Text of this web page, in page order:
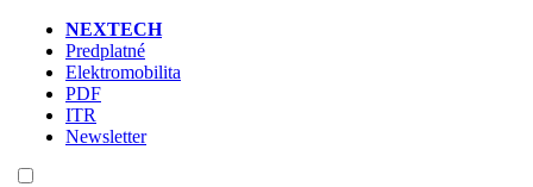
NEXTECH
Predplatné
Elektromobilita
PDF
ITR
Newsletter